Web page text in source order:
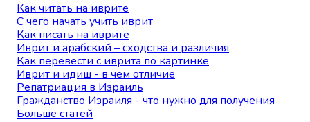
Как читать на иврите
С чего начать учить иврит
Как писать на иврите
Иврит и арабский – сходства и различия
Как перевести с иврита по картинке
Иврит и идиш - в чем отличие
Репатриация в Израиль
Гражданство Израиля - что нужно для получения
Больше статей